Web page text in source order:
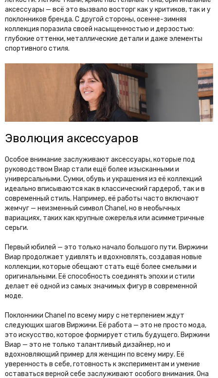
аксессуары — всё это вызвало восторг как у критиков, так и у
поклонников бренда. С другой стороны, осенне-зимняя
коллекция поразила своей насыщенностью и дерзостью:
глубокие оттенки, металлические детали и даже элементы
спортивного стиля.
Эволюция аксессуаров
Особое внимание заслуживают аксессуары, которые под
руководством Виар стали ещё более изысканными и
универсальными. Сумки, обувь и украшения из её коллекций
идеально вписываются как в классический гардероб, так и в
современный стиль. Например, её работы часто включают
жемчуг — неизменный символ Chanel, но в необычных
вариациях, таких как крупные ожерелья или асимметричные
серьги.
Первый юбилей — это только начало большого пути. Виржини
Виар продолжает удивлять и вдохновлять, создавая новые
коллекции, которые обещают стать ещё более смелыми и
оригинальными. Её способность соединять эпохи и стили
делает её одной из самых значимых фигур в современной
моде.
Поклонники Chanel по всему миру с нетерпением ждут
следующих шагов Виржини. Её работа — это не просто мода,
это искусство, которое формирует стиль будущего. Виржини
Виар — это не только талантливый дизайнер, но и
вдохновляющий пример для женщин по всему миру. Её
уверенность в себе, готовность к экспериментам и умение
оставаться верной себе заслуживают особого внимания. Она